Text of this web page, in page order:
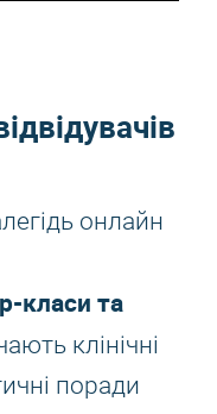
онлайн
класи та
клінічні
поради